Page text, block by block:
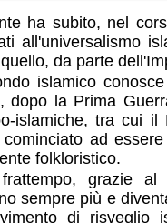
ha subito, nel
all'universalismo
da parte
islamico
dopo la Prima
islamiche, tra cui
cominciato ad
folkloristico.
grazie al
sempre più e
di risveglio